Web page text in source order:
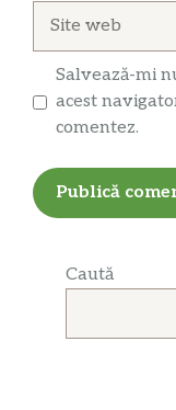
Salvează-mi
acest
comentez.
Caută